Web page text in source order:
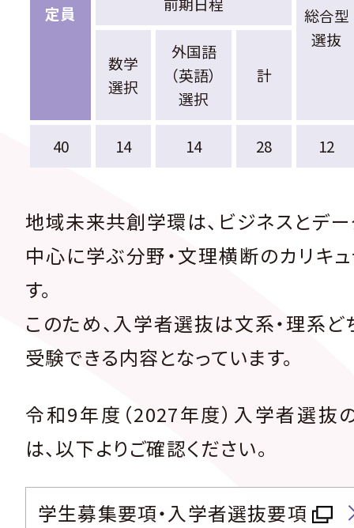
定員
総合型
選抜
数学
選択
外国語
（英語）
選択
計
40 14 14 28 12
地域未来共創学環は、ビジネスとデ
中心に学ぶ分野・文理横断のカリキ
す。
このため、入学者選抜は文系・理系
受験できる内容となっています。
令和9年度（2027年度）入学者選抜
は、以下よりご確認ください。
学生募集要項・入学者選抜要項